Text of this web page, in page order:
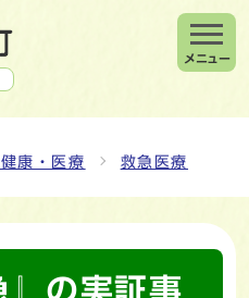
メニュー
康・医療 救急医療
』の実証事